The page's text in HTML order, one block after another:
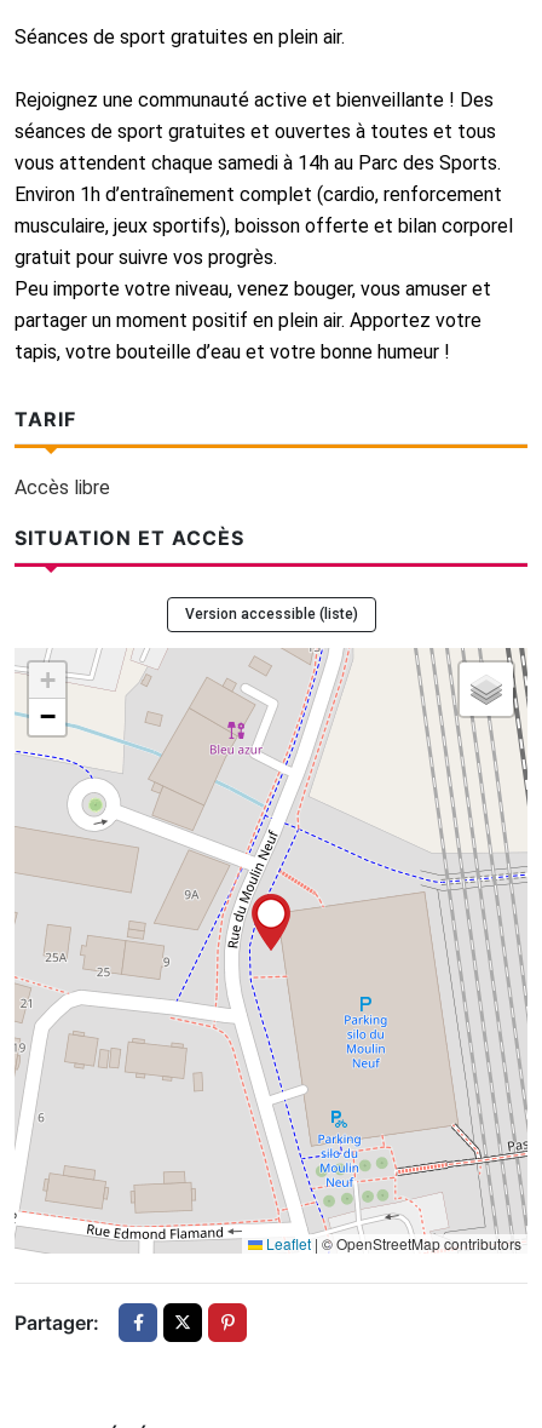
Séances de sport gratuites en plein air.
Rejoignez une communauté active et bienveillante ! Des
séances de sport gratuites et ouvertes à toutes et tous
vous attendent chaque samedi à 14h au Parc des Sports.
Environ 1h d’entraînement complet (cardio, renforcement
musculaire, jeux sportifs), boisson offerte et bilan corporel
gratuit pour suivre vos progrès.
Peu importe votre niveau, venez bouger, vous amuser et
partager un moment positif en plein air. Apportez votre
tapis, votre bouteille d’eau et votre bonne humeur !
TARIF
Accès libre
SITUATION ET ACCÈS
Version accessible (liste)
+
−
Leaflet | © OpenStreetMap contributors
Partager: